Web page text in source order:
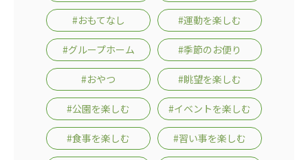
特定非営利活動法人アート応援隊
その他
Mediclude 株式会社アジアメデカ元気事業団
株式会社フラワーコミュニティ放送
Medicare Lead Japan
株式会社日本医科学研究所
#おもてなし #運動を楽しむ
#グループホーム #季節のお便り
#おやつ #眺望を楽しむ
#公園を楽しむ #イベントを楽しむ
#食事を楽しむ #習い事を楽しむ